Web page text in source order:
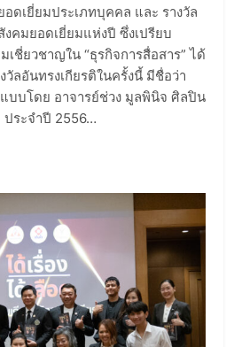
อดเยี่ยมประเภทบุคคล และ รางวัล
คมยอดเยี่ยมแห่งปี ซึ่งเปรียบ
เชี่ยวชาญใน “ธุรกิจการสื่อสาร” ได้
วัลอันทรงเกียรติในครั้งนี้ มีชื่อว่า
บบโดย อาจารย์ช่วง มูลพินิจ ศิลปิน
ระจำปี 2556…